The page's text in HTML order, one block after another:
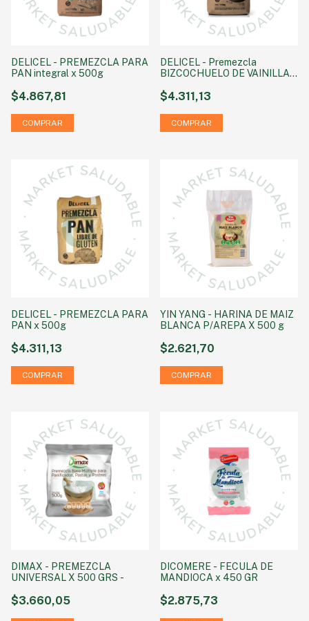
DELICEL - PREMEZCLA PARA
PAN integral x 500g
$4.867,81
DELICEL - Premezcla
BIZCOCHUELO DE VAINILLA x
$4.311,13
DELICEL - PREMEZCLA PARA
PAN x 500g
$4.311,13
YIN YANG - HARINA DE MAIZ
BLANCA P/AREPA X 500 g
$2.621,70
DIMAX - PREMEZCLA
UNIVERSAL X 500 GRS -
$3.660,05
DICOMERE - FECULA DE
MANDIOCA x 450 GR
$2.875,73